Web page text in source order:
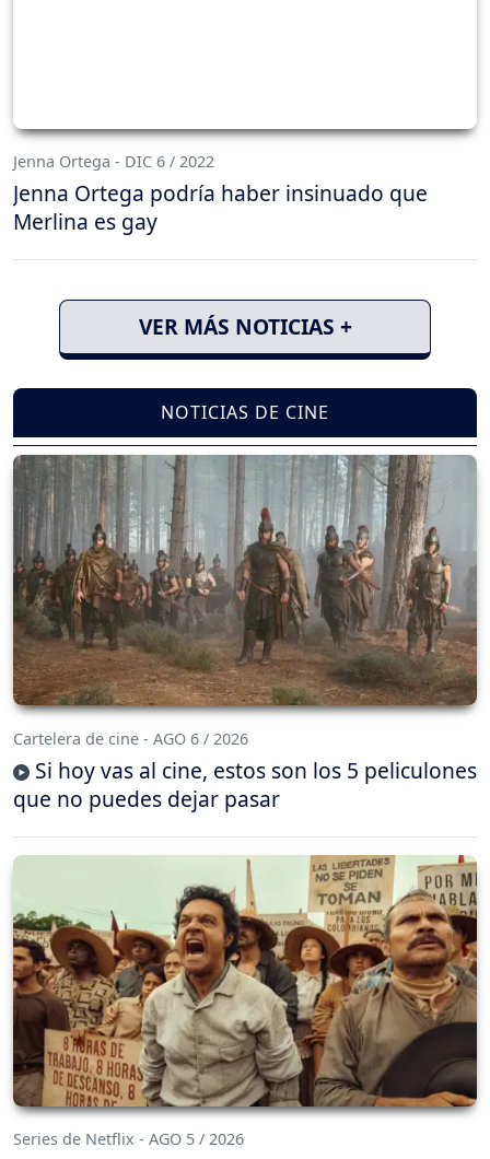
Jenna Ortega - DIC 6 / 2022
Jenna Ortega podría haber insinuado que
Merlina es gay
VER MÁS NOTICIAS +
NOTICIAS DE CINE
Cartelera de cine - AGO 6 / 2026
Si hoy vas al cine, estos son los 5 peliculones
que no puedes dejar pasar
Series de Netflix - AGO 5 / 2026